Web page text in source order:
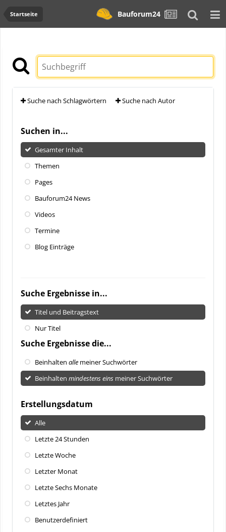
Startseite Bauforum24
Suche nach Schlagwörtern Suche nach Autor
Suchen in...
Gesamter Inhalt
Themen
Pages
Bauforum24 News
Videos
Termine
Blog Einträge
Suche Ergebnisse in...
Titel und Beitragstext
Nur Titel
Suche Ergebnisse die...
Beinhalten alle meiner Suchwörter
Beinhalten mindestens eins meiner Suchwörter
Erstellungsdatum
Alle
Letzte 24 Stunden
Letzte Woche
Letzter Monat
Letzte Sechs Monate
Letztes Jahr
Benutzerdefiniert